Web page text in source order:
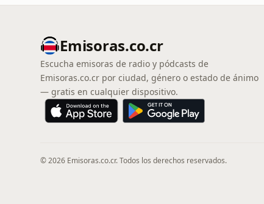
Emisoras.co.cr
Escucha emisoras de radio y pódcasts de
Emisoras.co.cr por ciudad, género o estado de ánimo
— gratis en cualquier dispositivo.
© 2026 Emisoras.co.cr. Todos los derechos reservados.